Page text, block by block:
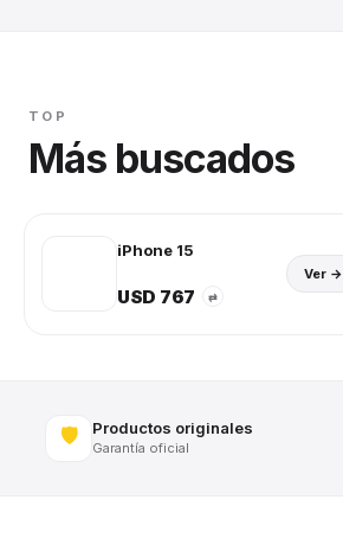
TOP
Más buscados
iPhone 15
USD 767 ⇄
Ver →
🛡️ Productos originales
Garantía oficial